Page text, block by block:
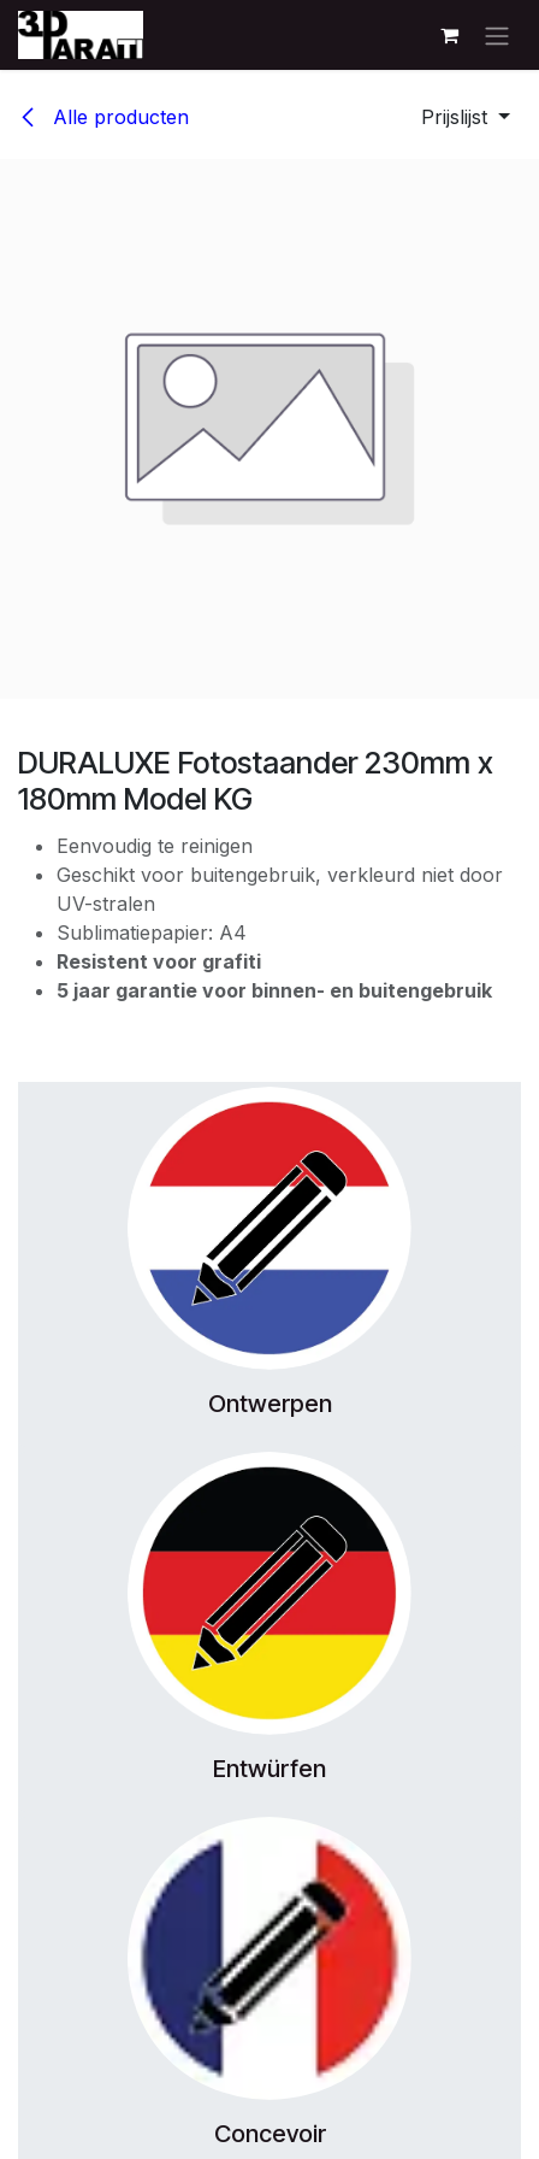
Overslaan naar inhoud
Alle producten Prijslijst
DURALUXE Fotostaander 230mm x
180mm Model KG
Eenvoudig te reinigen
Geschikt voor buitengebruik, verkleurd niet door
UV-stralen
Sublimatiepapier: A4
Resistent voor grafiti
5 jaar garantie voor binnen- en buitengebruik
Ontwerpen
Entwürfen
Concevoir